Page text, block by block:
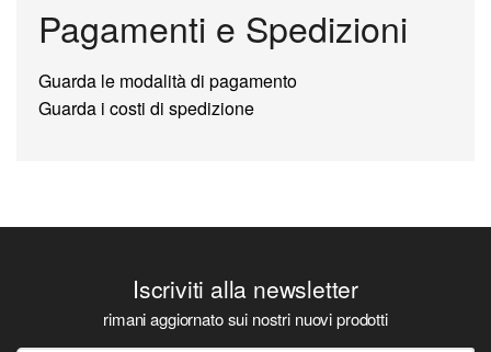
Pagamenti e Spedizioni
Guarda le modalità di pagamento
Guarda i costi di spedizione
Iscriviti alla newsletter
rimani aggiornato sui nostri nuovi prodotti